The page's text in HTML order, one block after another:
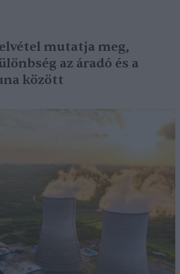
mutatja meg,
az áradó és a
között